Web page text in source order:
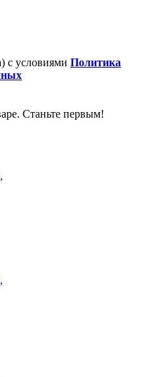
с условиями Политика
Станьте первым!